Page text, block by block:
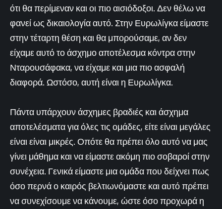
ότι θα περίμεναν και οι πιο αισιόδοξοι. Δεν θέλω να
φανεί ως δικαιολογία αυτό. Στην Ευρωλίγκα είμαστε
στην τέταρτη θέση και θα μπορούσαμε, αν δεν
είχαμε αυτό το άσχημο αποτέλεσμα κόντρα στην
Νταρουσάφακα, να είχαμε και μια πιο ασφαλή
διαφορά. Ωστόσο, αυτή είναι η Ευρωλίγκα.
Πάντα υπάρχουν άσχημες βραδιές και άσχημα
αποτελέσματα για όλες τις ομάδες, είτε είναι μεγάλες
είναι είναι μικρές. Οπότε θα πρέπει όλο αυτό να μας
γίνει μάθημα και να είμαστε ακόμη πιο σοβαροί στην
συνέχεια. Γενικά είμαστε μια ομάδα που δείχνει πως
όσο περνά ο καιρός βελτιωνόμαστε και αυτό πρέπει
να συνεχίσουμε να κάνουμε, ώστε όσο προχωρά η